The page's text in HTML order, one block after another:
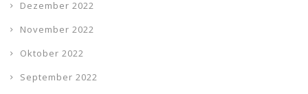
Dezember 2022
November 2022
Oktober 2022
September 2022